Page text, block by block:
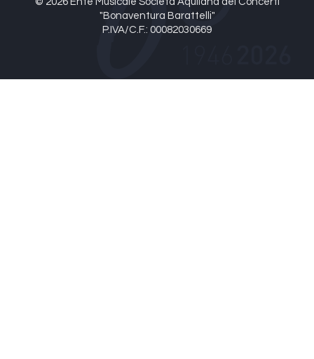
"Bonaventura Barattelli"
P.IVA/C.F.: 00082030669